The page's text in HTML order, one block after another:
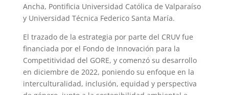
Ancha, Pontificia Universidad Católica de Valparaíso
y Universidad Técnica Federico Santa María.
El trazado de la estrategia por parte del CRUV fue
financiada por el Fondo de Innovación para la
Competitividad del GORE, y comenzó su desarrollo
en diciembre de 2022, poniendo su enfoque en la
interculturalidad, inclusión, equidad y perspectiva